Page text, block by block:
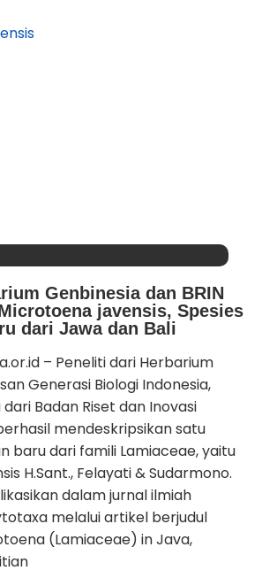
Genbinesia dan BRIN
javensis, Spesies
dari Jawa dan Bali
– Peneliti dari Herbarium
Generasi Biologi Indonesia,
Badan Riset dan Inovasi
mendeskripsikan satu
baru dari famili Lamiaceae, yaitu
H.Sant., Felayati & Sudarmono.
dalam jurnal ilmiah
melalui artikel berjudul
(Lamiaceae) in Java,